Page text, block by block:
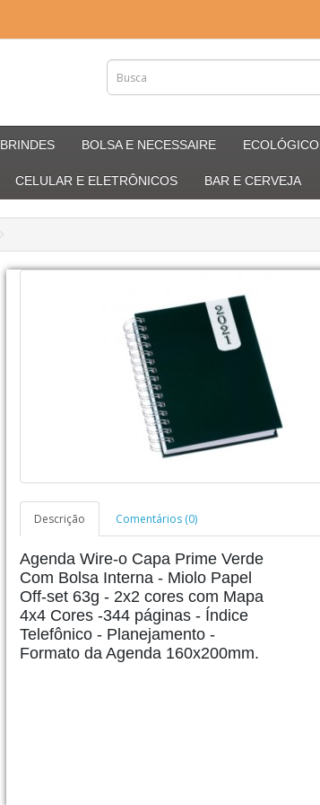
BRINDES BOLSA E NECESSAIRE ECOLÓGICO
CELULAR E ELETRÔNICOS BAR E CERVEJA
Descrição Comentários (0)
Agenda Wire-o Capa Prime Verde
Com Bolsa Interna - Miolo Papel
Off-set 63g - 2x2 cores com Mapa
4x4 Cores -344 páginas - Índice
Telefônico - Planejamento -
Formato da Agenda 160x200mm.